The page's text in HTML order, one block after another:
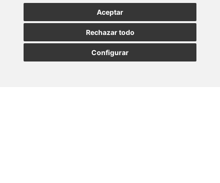
Aceptar
Rechazar todo
Configurar
Entérate de nuestras últimas noticias
SUSCRIBIRSE